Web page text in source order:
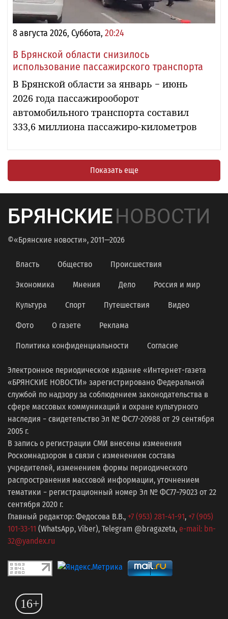
8 августа 2026, Суббота, 20:24
В Брянской области снизилось
использование пассажирского транспорта
В Брянской области за январь − июнь
2026 года пассажирооборот
автомобильного транспорта составил
333,6 миллиона пассажиро-километров
Показать еще
БРЯНСКИЕНОВОСТИ
©«Брянские новости», 2011—2026
Власть Общество Происшествия
Экономика Мнения Дело Россия и мир
Культура Спорт Путешествия Видео
Фото О газете Реклама
Политика конфиденциальности Согласие
Электронное периодическое издание «Интернет-газета
«БРЯНСКИЕ НОВОСТИ» зарегистрировано Федеральной
службой по надзору за соблюдением законодательства в
сфере массовых коммуникаций и охране культурного
наследия − свидетельство Эл № ФС77-20988 от 29 сентября
2005 г.
В запись о регистрации СМИ внесены изменения
Роскомнадзором в связи с изменением состава
учредителей, изменением формы периодического
распространения массовой информации, уточнением
тематики − регистрационный номер Эл № ФС77−79023 от 22
сентября 2020 г.
Главный редактор: Федосова В.В., +7 (953) 281-41-91, +7 (905)
101-33-11 (WhatsApp, Viber), Telegram @bragazeta, e-mail: bn-
32@yandex.ru
16+